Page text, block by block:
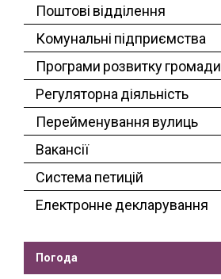
Поштові відділення
Комунальні підприємства
Програми розвитку громади
Регуляторна діяльність
Перейменування вулиць
Вакансії
Система петицій
Електронне декларування
Погода